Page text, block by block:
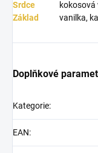
Srdce
kokosová
Základ
vanilka,
Doplňkové
Kategorie:
EAN: